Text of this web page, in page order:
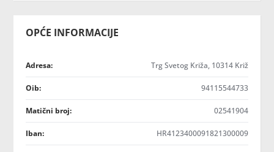
OPĆE INFORMACIJE
Adresa: Trg Svetog Križa, 10314 Križ
Oib: 94115544733
Matični broj: 02541904
Iban: HR4123400091821300009